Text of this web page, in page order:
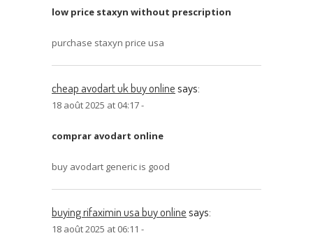
low price staxyn without prescription
purchase staxyn price usa
cheap avodart uk buy onlinesays:
18 août 2025 at 04:17 -
comprar avodart online
buy avodart generic is good
buying rifaximin usa buy onlinesays:
18 août 2025 at 06:11 -